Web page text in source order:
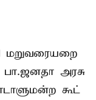
மறுவரையறை
அரசு
கூட்